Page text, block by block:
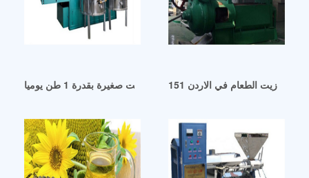
سوريا جي ماكينة زيت صغيرة بقدرة 1 طن يومياخط انتاج زيت الطعام في الاردن